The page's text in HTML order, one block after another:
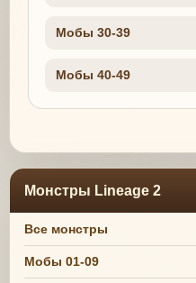
Мобы 30-39
Мобы 40-49
Монстры Lineage 2
Все монстры
Мобы 01-09